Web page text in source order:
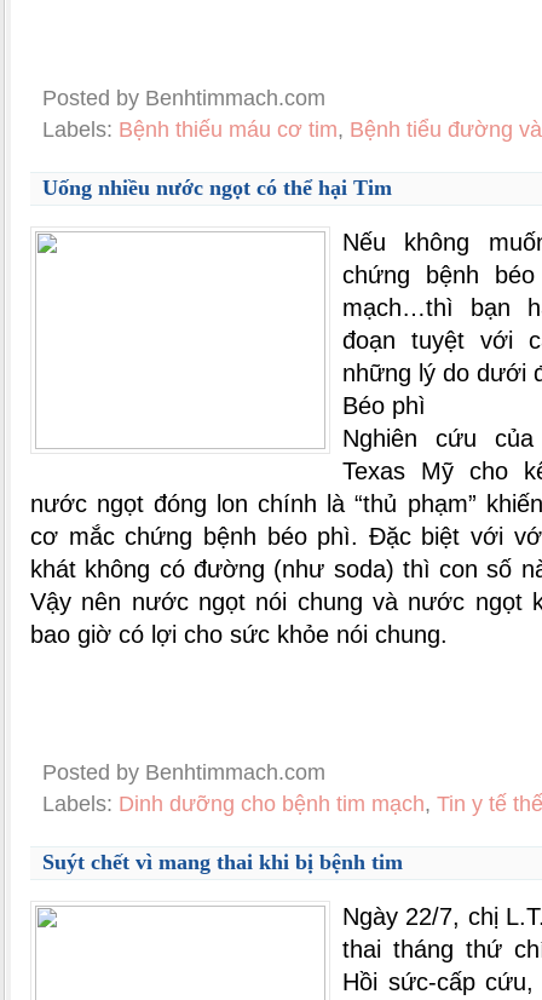
Posted by Benhtimmach.com
Labels: Bệnh thiếu máu cơ tim, Bệnh tiểu đường
Uống nhiều nước ngọt có thể hại Tim
Nếu không
chứng bệnh
mạch…thì bạn
đoạn tuyệt với
những lý do dưới
Béo phì
Nghiên cứu
Texas Mỹ cho
nước ngọt đóng lon chính là “thủ phạm”
cơ mắc chứng bệnh béo phì. Đặc biệt với
khát không có đường (như soda) thì con số
Vậy nên nước ngọt nói chung và nước ngọt
bao giờ có lợi cho sức khỏe nói chung.
Posted by Benhtimmach.com
Labels: Dinh dưỡng cho bệnh tim mạch, Tin y tế
Suýt chết vì mang thai khi bị bệnh tim
Ngày 22/7, chị
thai tháng thứ
Hồi sức-cấp cứu,